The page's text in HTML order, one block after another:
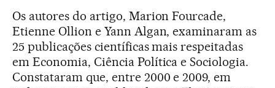
Os autores do artigo, Marion Fourcade,
Etienne Ollion e Yann Algan, examinaram as
25 publicações científicas mais respeitadas
em Economia, Ciência Política e Sociologia.
Constataram que, entre 2000 e 2009, em